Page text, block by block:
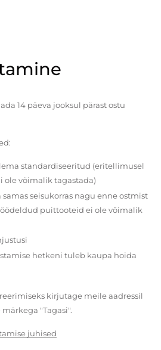
14 päeva jooksul pärast ostu
standardiseeritud (eritellimusel
ole võimalik tagastada)
seisukorras nagu enne ostmist
puittooteid ei ole võimalik
hetkeni tuleb kaupa hoida
kirjutage meile aadressil
"Tagasi".
juhised